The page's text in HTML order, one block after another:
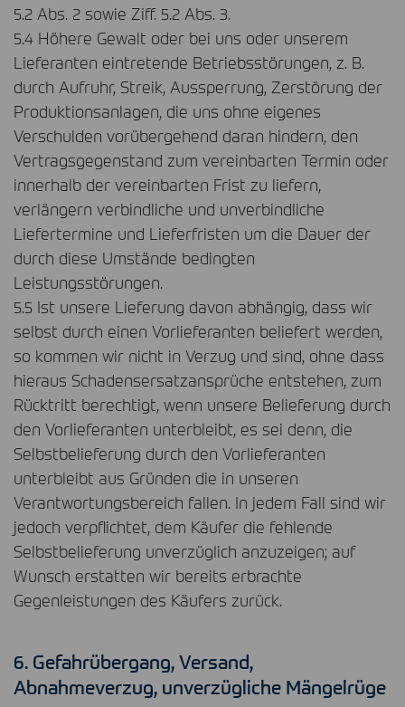
5.2 Abs. 2 sowie Ziff. 5.2 Abs. 3.
5.4 Höhere Gewalt oder bei uns oder unserem
Lieferanten eintretende Betriebsstörungen, z. B.
durch Aufruhr, Streik, Aussperrung, Zerstörung der
Produktionsanlagen, die uns ohne eigenes
Verschulden vorübergehend daran hindern, den
Vertragsgegenstand zum vereinbarten Termin oder
innerhalb der vereinbarten Frist zu liefern,
verlängern verbindliche und unverbindliche
Liefertermine und Lieferfristen um die Dauer der
durch diese Umstände bedingten
Leistungsstörungen.
5.5 Ist unsere Lieferung davon abhängig, dass wir
selbst durch einen Vorlieferanten beliefert werden,
so kommen wir nicht in Verzug und sind, ohne dass
hieraus Schadensersatzansprüche entstehen, zum
Rücktritt berechtigt, wenn unsere Belieferung durch
den Vorlieferanten unterbleibt, es sei denn, die
Selbstbelieferung durch den Vorlieferanten
unterbleibt aus Gründen die in unseren
Verantwortungsbereich fallen. In jedem Fall sind wir
jedoch verpflichtet, dem Käufer die fehlende
Selbstbelieferung unverzüglich anzuzeigen; auf
Wunsch erstatten wir bereits erbrachte
Gegenleistungen des Käufers zurück.
6. Gefahrübergang, Versand,
Abnahmeverzug, unverzügliche Mängelrüge